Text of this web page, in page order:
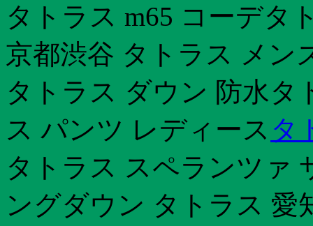
タトラス m65 コーデタ
京都渋谷 タトラス メン
タトラス ダウン 防水タ
ス パンツ レディース タ
タトラス スペランツァ
ングダウン タトラス 愛